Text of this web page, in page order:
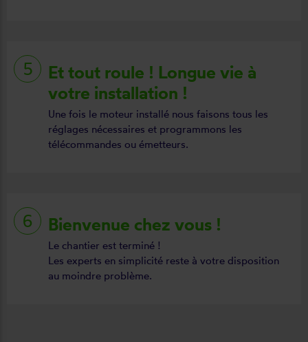
Et tout roule ! Longue vie à
votre installation !
Une fois le moteur installé nous faisons tous les
réglages nécessaires et programmons les
télécommandes ou émetteurs.
Bienvenue chez vous !
Le chantier est terminé !
Les experts en simplicité reste à votre disposition
au moindre problème.